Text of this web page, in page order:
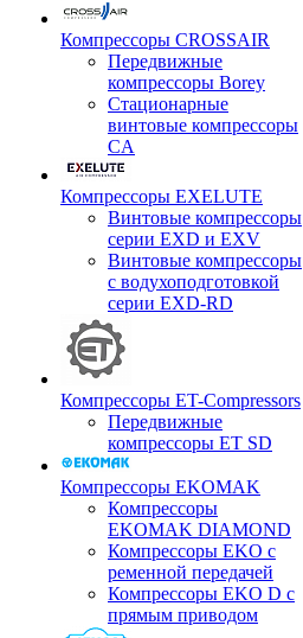
Компрессоры CROSSAIR
Передвижные
компрессоры Borey
Стационарные
винтовые компрессоры
CA
Компрессоры EXELUTE
Винтовые компрессоры
серии EXD и EXV
Винтовые компрессоры
с водухоподготовкой
серии EXD-RD
Компрессоры ET-Compressors
Передвижные
компрессоры ET SD
Компрессоры EKOMAK
Компрессоры
EKOMAK DIAMOND
Компрессоры EKO c
ременной передачей
Компрессоры EKO D с
прямым приводом